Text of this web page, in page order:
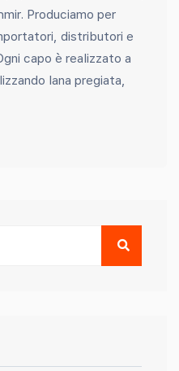
Produciamo per
distributori e
capo è realizzato a
lana pregiata,